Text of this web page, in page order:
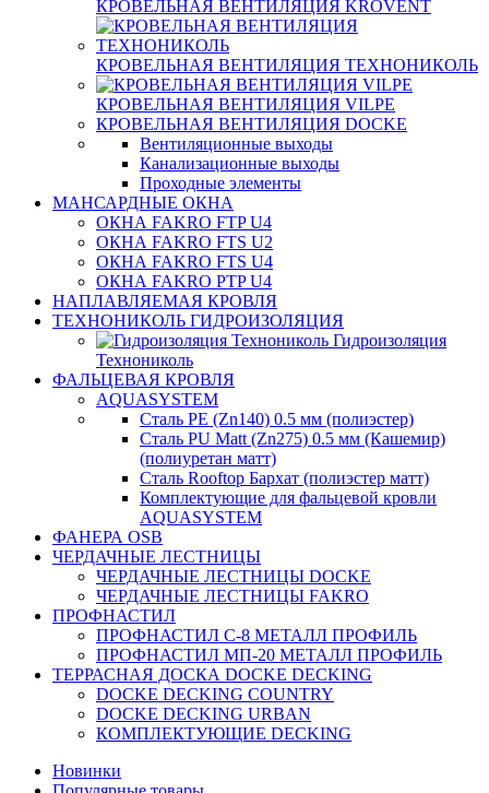
КРОВЕЛЬНАЯ ВЕНТИЛЯЦИЯ KROVENT
КРОВЕЛЬНАЯ ВЕНТИЛЯЦИЯ ТЕХНОНИКОЛЬ
КРОВЕЛЬНАЯ ВЕНТИЛЯЦИЯ VILPE
КРОВЕЛЬНАЯ ВЕНТИЛЯЦИЯ DOCKE
Вентиляционные выходы
Канализационные выходы
Проходные элементы
МАНСАРДНЫЕ ОКНА
ОКНА FAKRO FTP U4
ОКНА FAKRO FTS U2
ОКНА FAKRO FTS U4
ОКНА FAKRO PTP U4
НАПЛАВЛЯЕМАЯ КРОВЛЯ
ТЕХНОНИКОЛЬ ГИДРОИЗОЛЯЦИЯ
Гидроизоляция
Технониколь
ФАЛЬЦЕВАЯ КРОВЛЯ
AQUASYSTEM
Сталь PE (Zn140) 0.5 мм (полиэстер)
Сталь PU Matt (Zn275) 0.5 мм (Кашемир)
(полиуретан матт)
Сталь Rooftop Бархат (полиэстер матт)
Комплектующие для фальцевой кровли
AQUASYSTEM
ФАНЕРА OSB
ЧЕРДАЧНЫЕ ЛЕСТНИЦЫ
ЧЕРДАЧНЫЕ ЛЕСТНИЦЫ DOCKE
ЧЕРДАЧНЫЕ ЛЕСТНИЦЫ FAKRO
ПРОФНАСТИЛ
ПРОФНАСТИЛ C-8 МЕТАЛЛ ПРОФИЛЬ
ПРОФНАСТИЛ МП-20 МЕТАЛЛ ПРОФИЛЬ
ТЕРРАСНАЯ ДОСКА DOCKE DECKING
DOCKE DECKING COUNTRY
DOCKE DECKING URBAN
КОМПЛЕКТУЮЩИЕ DECKING
Новинки